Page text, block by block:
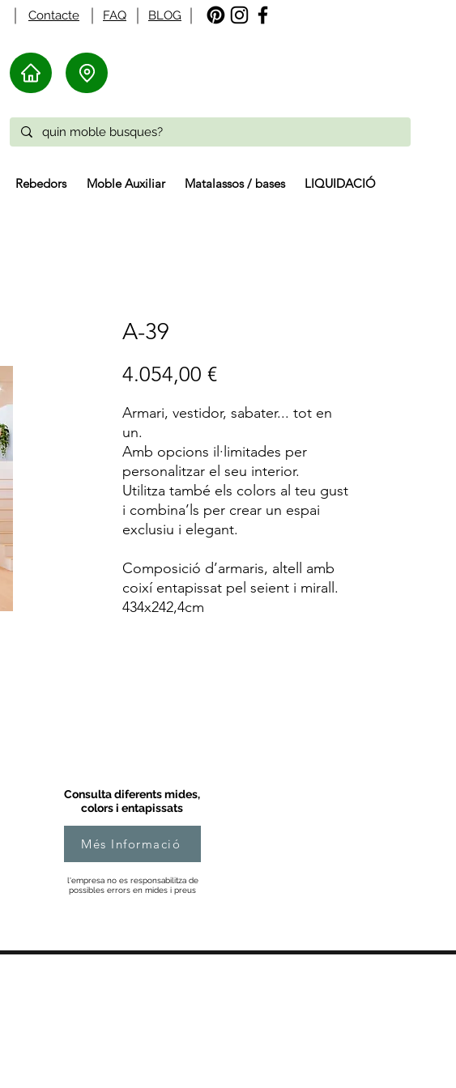
FAQ
Contacte BLOG
Rebedors Moble Auxiliar Matalassos / bases LIQUIDACIÓ
A-39
4.054,00 €Price
Armari, vestidor, sabater... tot en
un.
Amb opcions il·limitades per
personalitzar el seu interior.
Utilitza també els colors al teu gust
i combina’ls per crear un espai
exclusiu i elegant.
Composició d’armaris, altell amb
coixí entapissat pel seient i mirall.
434x242,4cm
Consulta diferents mides,
colors i entapissats
Més Informació
l'empresa no es responsabilitza de
possibles errors en mides i preus